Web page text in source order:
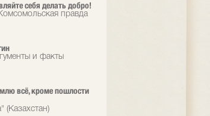
себя делать добро!
правда
и факты
всё, кроме пошлости
(Казахстан)